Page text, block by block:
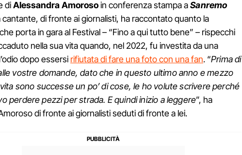
diAlessandra Amorosoin conferenza stampa aSanremo
cantante, di fronte ai giornalisti, ha raccontato quanto la
porta in gara al Festival – “Fino a qui tutto bene” – rispecchi
nella sua vita quando, nel 2022, fu investita da una
dopo essersi rifiutata di fare una foto con una fan. “Prima di
vostre domande, dato che in questo ultimo anno e mezzo
sono successe un po’ di cose, le ho volute scrivere perché
perdere pezzi per strada. E quindi inizio a leggere”, ha
di fronte ai giornalisti seduti di fronte a lei.